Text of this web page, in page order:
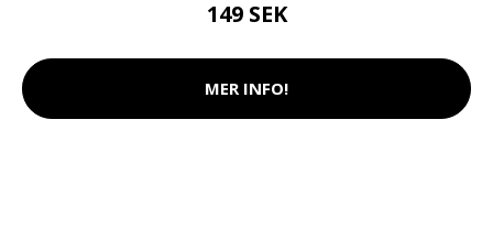
149 SEK
MER INFO!